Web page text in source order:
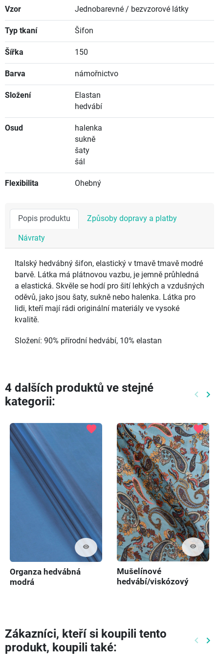
Vzor Jednobarevné / bezvzorové látky
Typ tkaní Šifon
Šířka 150
Barva námořnictvo
Složení
Elastan
hedvábí
Osud
halenka
sukně
šaty
šál
Flexibilita Ohebný
Popis produktu Způsoby dopravy a platby
Návraty
Italský hedvábný šifon, elastický v tmavě tmavě modré
barvě. Látka má plátnovou vazbu, je jemně průhledná
a elastická. Skvěle se hodí pro šití lehkých a vzdušných
oděvů, jako jsou šaty, sukně nebo halenka. Látka pro
lidi, kteří mají rádi originální materiály ve vysoké
kvalitě.
Složení: 90% přírodní hedvábí, 10% elastan
4 dalších produktů ve stejné
kategorii:
keyboard_arrow_left keyboard_arrow_right
visibility
favorite
Organza hedvábná
modrá
visibility
favorite
Mušelínové
hedvábí/viskózový
Zákazníci, kteří si koupili tento
produkt, koupili také:
keyboard_arrow_left keyboard_arrow_right